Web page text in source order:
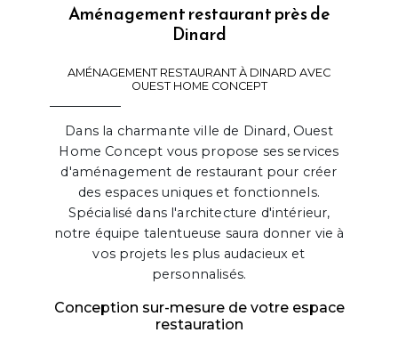
Aménagement restaurant près de
Dinard
AMÉNAGEMENT RESTAURANT À DINARD AVEC
OUEST HOME CONCEPT
Dans la charmante ville de Dinard, Ouest
Home Concept vous propose ses services
d'aménagement de restaurant pour créer
des espaces uniques et fonctionnels.
Spécialisé dans l'architecture d'intérieur,
notre équipe talentueuse saura donner vie à
vos projets les plus audacieux et
personnalisés.
Conception sur-mesure de votre espace
restauration